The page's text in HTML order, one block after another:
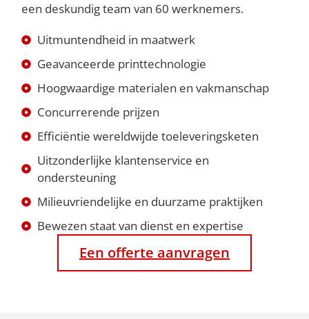
een deskundig team van 60 werknemers.
Uitmuntendheid in maatwerk
Geavanceerde printtechnologie
Hoogwaardige materialen en vakmanschap
Concurrerende prijzen
Efficiëntie wereldwijde toeleveringsketen
Uitzonderlijke klantenservice en
ondersteuning
Milieuvriendelijke en duurzame praktijken
Bewezen staat van dienst en expertise
Een offerte aanvragen